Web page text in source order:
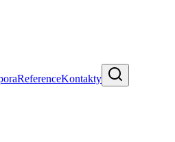
ReferenceKontakty